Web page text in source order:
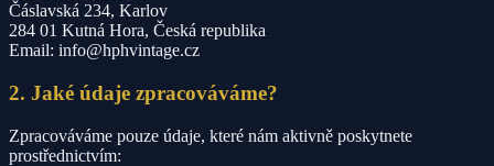
Čáslavská 234, Karlov
284 01 Kutná Hora, Česká republika
Email: info@hphvintage.cz
2. Jaké údaje zpracováváme?
Zpracováváme pouze údaje, které nám aktivně poskytnete
prostřednictvím: